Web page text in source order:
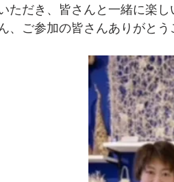
ただき、皆さんと一緒に楽
、ご参加の皆さんありがと